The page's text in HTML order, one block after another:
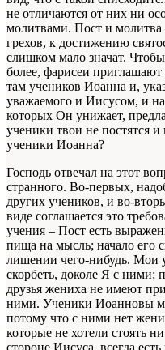
не отличаются от них ни
молитвами. Пост и
грехов, к достижению
слишком мало значат.
более, фарисеи
там учеников Иоанна и,
уважаемого и Иисусом, и
которых Он унижает,
ученики твои не постятся
ученики Иоанна?
Господь отвечал на этот
странного. Во-первых,
других учеников, и во-
виде соглашается это
учения – Пост есть
пища на мысль; начало его
лишении чего-нибудь.
скорбеть, доколе Я с ними;
друзья жениха не имеют
ними. Ученики Иоанновы
потому что с ними нет
которые не хотели стоять